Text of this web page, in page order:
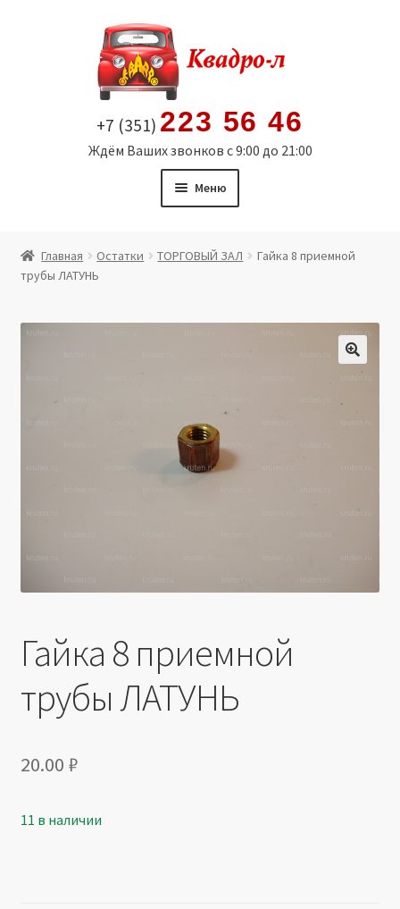
содержимому
+7 (351) 223 56 46
Ждём Ваших звонков с 9:00 до 21:00
Меню
Витрина
Мой аккаунт
Главная Остатки ТОРГОВЫЙ ЗАЛ
Гайка 8 приемной
трубы ЛАТУНЬ
Гайка 8 приемной
трубы ЛАТУНЬ
20.00 ₽
11 в наличии